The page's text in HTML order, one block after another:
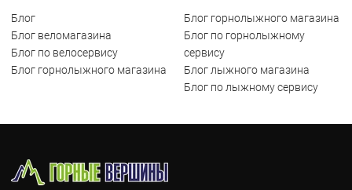
Блог
Блог веломагазина
Блог по велосервису
Блог горнолыжного магазина
Блог горнолыжного магазина
Блог по горнолыжному
сервису
Блог лыжного магазина
Блог по лыжному сервису